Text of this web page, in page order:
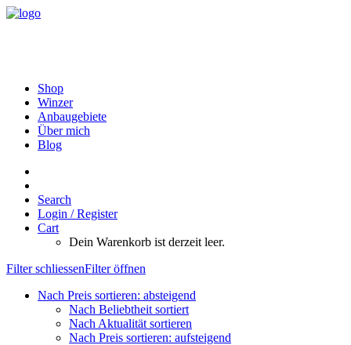
Shop
Winzer
Anbaugebiete
Über mich
Blog
Search
Login / Register
Cart
Dein Warenkorb ist derzeit leer.
Filter schliessenFilter öffnen
Nach Preis sortieren: absteigend
Nach Beliebtheit sortiert
Nach Aktualität sortieren
Nach Preis sortieren: aufsteigend